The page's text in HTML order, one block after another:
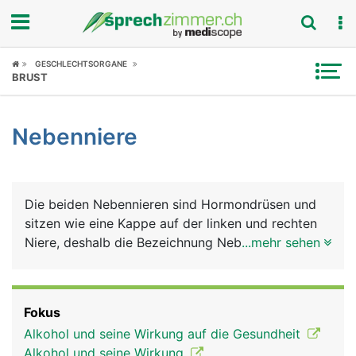
Fokus
Symptome
News
Rubriken
GESCHLECHTSORGANE
BRUST
Nebenniere
Die beiden Nebennieren sind Hormondrüsen und
sitzen wie eine Kappe auf der linken und rechten
Niere, deshalb die Bezeichnung Nebennieren.
unterschiedliche Hormone produzieren. Die
Nebennierenrinde produziert Glukokortikoide
...mehr sehen
Fokus
Alkohol und seine Wirkung auf die Gesundheit
Alkohol und seine Wirkung